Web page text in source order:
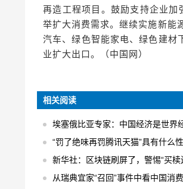
再造工程项目。鼓励支持企业
举扩大消费需求。继续实施新能
汽车、绿色智能家电、绿色建材
业扩大出口。（中国网）
相关阅读
埃塞俄比亚专家：中国经济是世界
“罚了绝味再罚腾讯天猫”具有什么
新华社：区块链刷屏了，警惕“买椟
从瑞典宜家“召回”事件中看中国消